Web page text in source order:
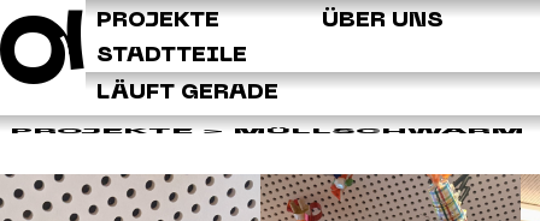
ÜBER UNS
PROJEKTE
STADTTEILE
LÄUFT GERADE
PROJEKTE > MÜLLSCHWARM